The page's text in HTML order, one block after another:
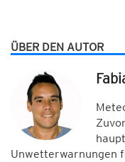
ÜBER DEN AUTOR
Unwetterwarnungen